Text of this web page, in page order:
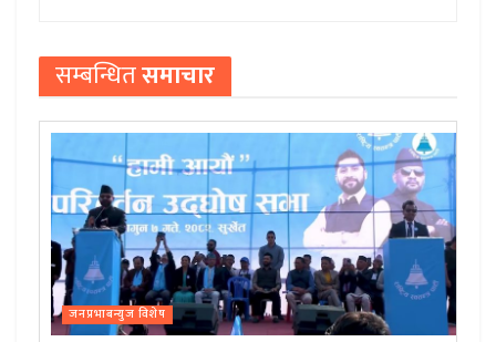
सम्बन्धितसमाचार
जनप्रभाबन्युज विशेष